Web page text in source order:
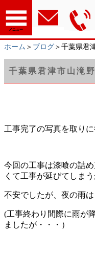
メニュー
ホーム ＞ ブログ ＞千葉県君
千葉県君津市山滝
工事完了の写真を取りに
今回の工事は漆喰の詰
くて工事が延びてしまう
不安でしたが、夜の雨
(工事終わり間際に雨が
ましたが・・・）